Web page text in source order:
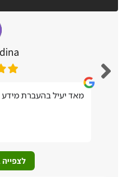
מאד יעיל בהעברת מידע